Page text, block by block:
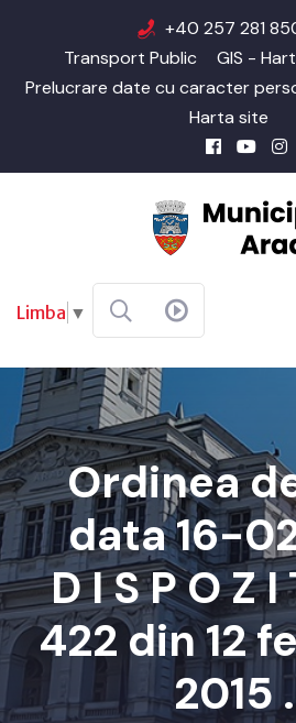
+40 257 281
Transport Public
GIS -
Prelucrare date cu caracter
Harta site
Limba ▼
Ordinea
data 16-
D I S P O Z
422 din 12
2015